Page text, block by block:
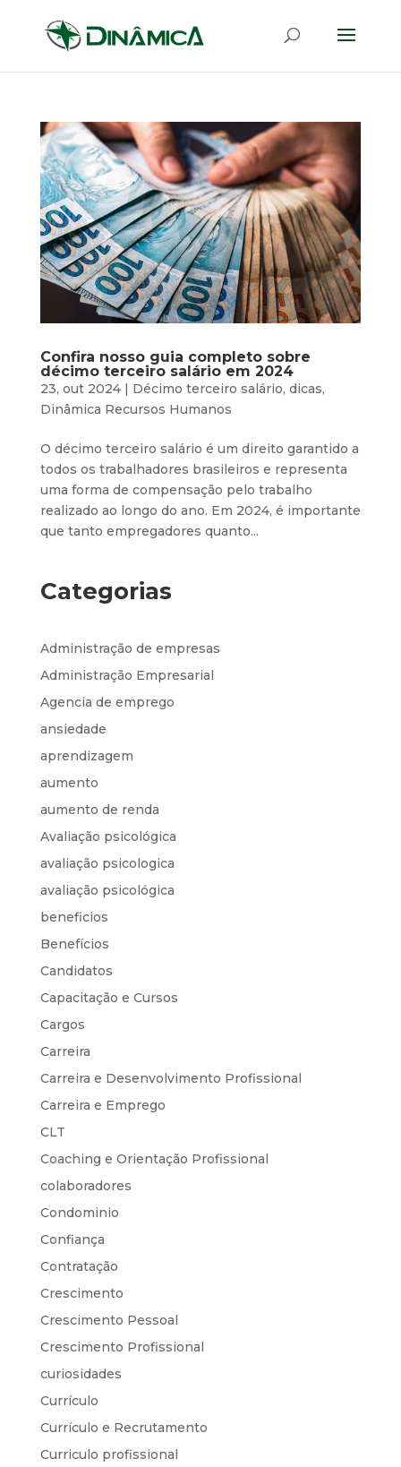
Confira nosso guia completo sobre
décimo terceiro salário em 2024
23, out 2024| Décimo terceiro salário, dicas,
Dinâmica Recursos Humanos
O décimo terceiro salário é um direito garantido a
todos os trabalhadores brasileiros e representa
uma forma de compensação pelo trabalho
realizado ao longo do ano. Em 2024, é importante
que tanto empregadores quanto...
Categorias
Administração de empresas
Administração Empresarial
Agencia de emprego
ansiedade
aprendizagem
aumento
aumento de renda
Avaliação psicológica
avaliação psicologica
avaliação psicológica
beneficios
Benefícios
Candidatos
Capacitação e Cursos
Cargos
Carreira
Carreira e Desenvolvimento Profissional
Carreira e Emprego
CLT
Coaching e Orientação Profissional
colaboradores
Condominio
Confiança
Contratação
Crescimento
Crescimento Pessoal
Crescimento Profissional
curiosidades
Currículo
Currículo e Recrutamento
Curriculo profissional